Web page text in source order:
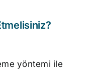
yöntemi ile